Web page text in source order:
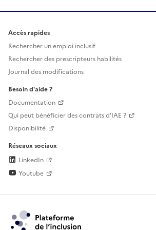
Accès rapides
Rechercher un emploi inclusif
Rechercher des prescripteurs habilités
Journal des modifications
Besoin d'aide ?
Documentation
Qui peut bénéficier des contrats d'IAE ?
Disponibilité
Réseaux sociaux
LinkedIn
Youtube